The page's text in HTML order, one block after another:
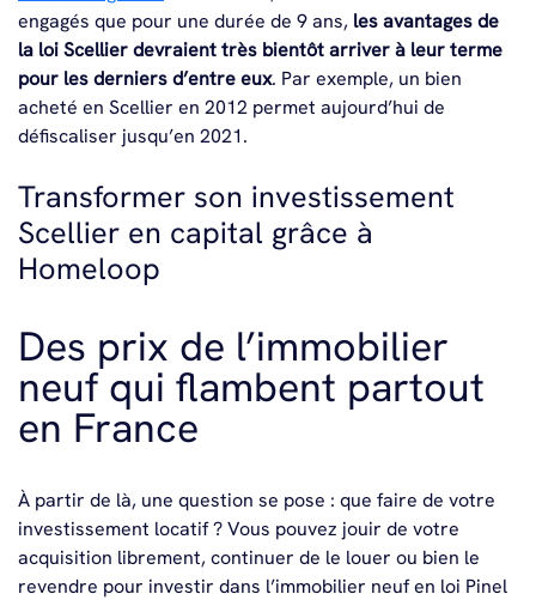
engagés que pour une durée de 9 ans, les avantages de
la loi Scellier devraient très bientôt arriver à leur terme
pour les derniers d’entre eux. Par exemple, un bien
acheté en Scellier en 2012 permet aujourd’hui de
défiscaliser jusqu’en 2021.
Transformer son investissement
Scellier en capital grâce à
Homeloop
Des prix de l’immobilier
neuf qui flambent partout
en France
À partir de là, une question se pose : que faire de votre
investissement locatif ? Vous pouvez jouir de votre
acquisition librement, continuer de le louer ou bien le
revendre pour investir dans l’immobilier neuf en loi Pinel